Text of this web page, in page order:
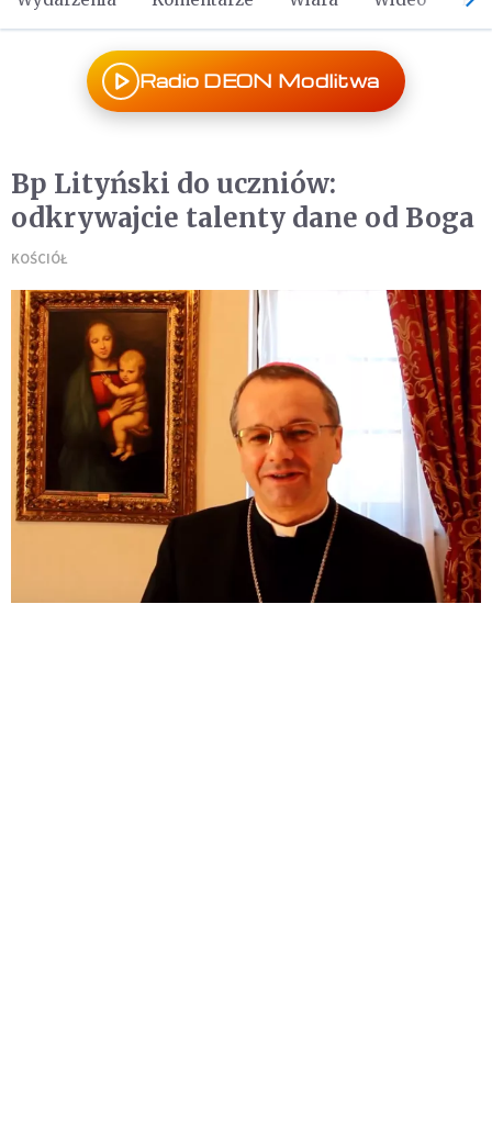
Radio DEON Modlitwa
Bp Lityński do uczniów:
odkrywajcie talenty dane od Boga
KOŚCIÓŁ